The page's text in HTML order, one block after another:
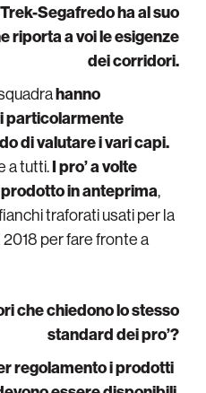
Segafredo ha al suo
riporta a voi le esigenze
dei corridori.
hanno
particolarmente
di valutare i vari capi.
a tutti.I pro’ a volte
in anteprima,
traforati usati per la
per fare fronte a
che chiedono lo stesso
standard dei pro’?
regolamento i prodotti